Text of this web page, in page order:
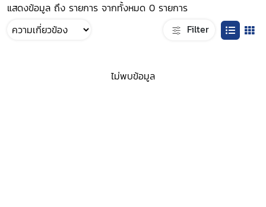
แสดงข้อมูล ถึง รายการ จากทั้งหมด 0 รายการ
Filter
ไม่พบข้อมูล